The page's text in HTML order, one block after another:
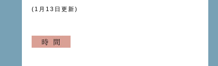
(1月13日更新)